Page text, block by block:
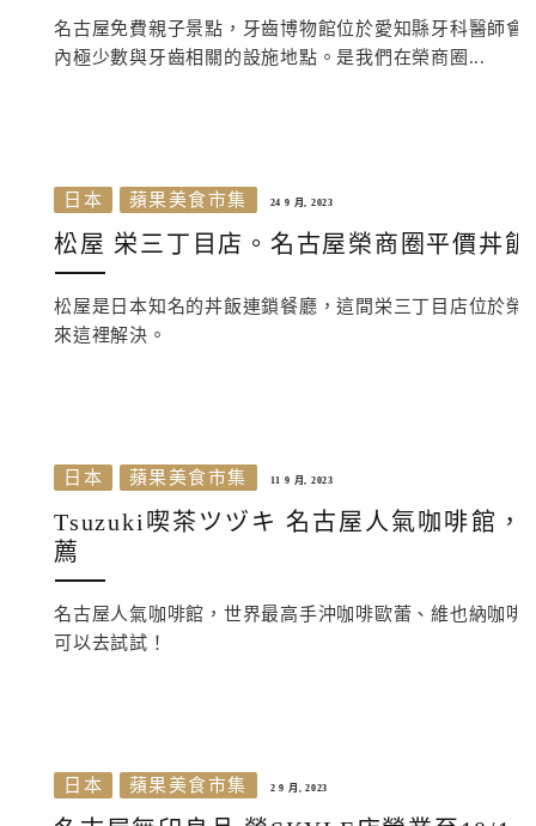
名古屋免費親子景點，牙齒博物館位於愛知縣牙科醫師
內極少數與牙齒相關的設施地點。是我們在榮商圈...
日本 蘋果美食市集 24 9 月, 2023
松屋 栄三丁目店。名古屋榮商圈平價丼
松屋是日本知名的丼飯連鎖餐廳，這間栄三丁目店位於
來這裡解決。
日本 蘋果美食市集 11 9 月, 2023
Tsuzuki喫茶ツヅキ 名古屋人氣咖啡館
薦
名古屋人氣咖啡館，世界最高手沖咖啡歐蕾、維也納咖
可以去試試！
日本 蘋果美食市集 2 9 月, 2023